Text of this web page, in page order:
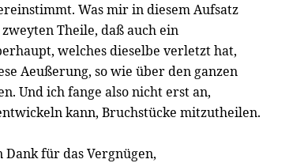
Was mir in diesem Aufsatz
Theile, daß auch ein
welches dieselbe verletzt hat,
Aeußerung, so wie über den ganzen
Und ich fange also nicht erst an,
kann, Bruchstücke mitzutheilen.
für das Vergnügen,